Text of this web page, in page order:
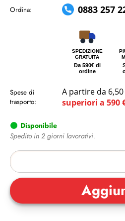
Ordina: 0883 257
SPEDIZIONE
GRATUITA
Da 590€ di
ordine
Spese di
trasporto:
A partire da 6,50
superiori a 590
Disponibile
Spedito in 2 giorni lavorativi.